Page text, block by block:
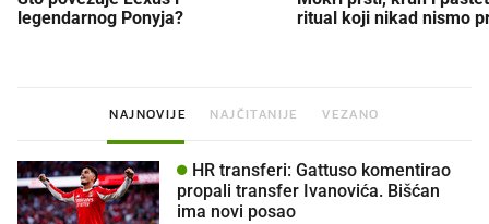
legendarnog Ponyja?
ritual koji nikad nismo
NAJNOVIJE NAJČITANIJE VEZANO
HR transferi: Gattuso komentirao
propali transfer Ivanovića. Bišćan
ima novi posao